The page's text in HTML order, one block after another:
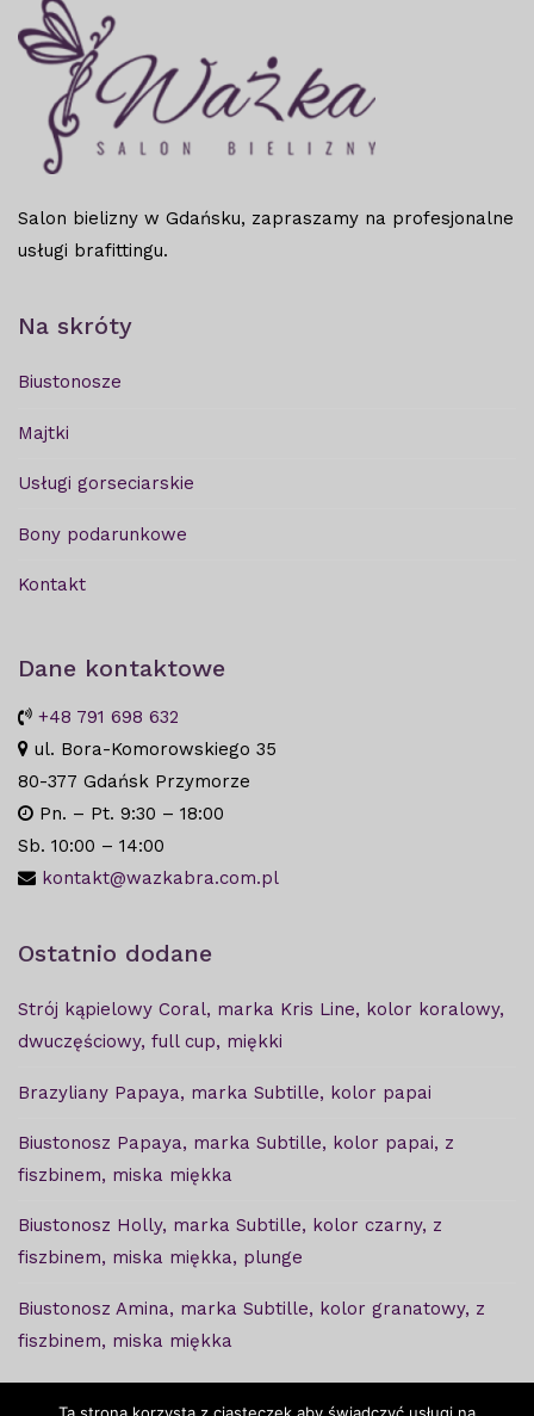
Salon bielizny w Gdańsku, zapraszamy na profesjonalne
usługi brafittingu.
Na skróty
Biustonosze
Majtki
Usługi gorseciarskie
Bony podarunkowe
Kontakt
Dane kontaktowe
+48 791 698 632
ul. Bora-Komorowskiego 35
80-377 Gdańsk Przymorze
Pn. – Pt. 9:30 – 18:00
Sb. 10:00 – 14:00
kontakt@wazkabra.com.pl
Ostatnio dodane
Strój kąpielowy Coral, marka Kris Line, kolor koralowy,
dwuczęściowy, full cup, miękki
Brazyliany Papaya, marka Subtille, kolor papai
Biustonosz Papaya, marka Subtille, kolor papai, z
fiszbinem, miska miękka
Biustonosz Holly, marka Subtille, kolor czarny, z
fiszbinem, miska miękka, plunge
Biustonosz Amina, marka Subtille, kolor granatowy, z
fiszbinem, miska miękka